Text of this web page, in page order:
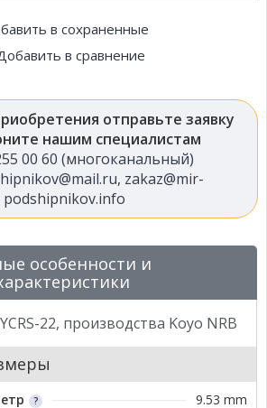
в сохраненные
в сравнение
отправьте заявку
нашим специалистам
00 60 (многоканальный)
, zakaz@mir-
podshipnikov.info
особенности и
22, производства Koyo NRB
9.53 mm